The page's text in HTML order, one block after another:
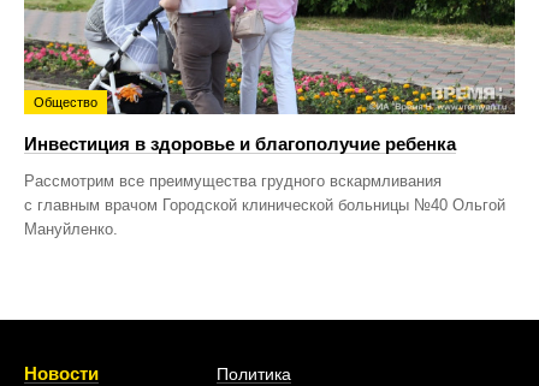
Общество
Инвестиция в здоровье и благополучие ребенка
Рассмотрим все преимущества грудного вскармливания
с главным врачом Городской клинической больницы №40 Ольгой
Мануйленко.
Новости
Политика